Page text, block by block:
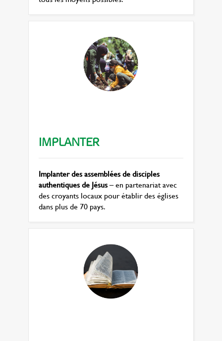
IMPLANTER
Implanter des assemblées de disciples
authentiques de Jésus– en partenariat avec
des croyants locaux pour établir des églises
dans plus de 70 pays.